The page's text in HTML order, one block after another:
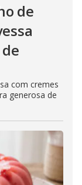
de
com cremes
generosa de